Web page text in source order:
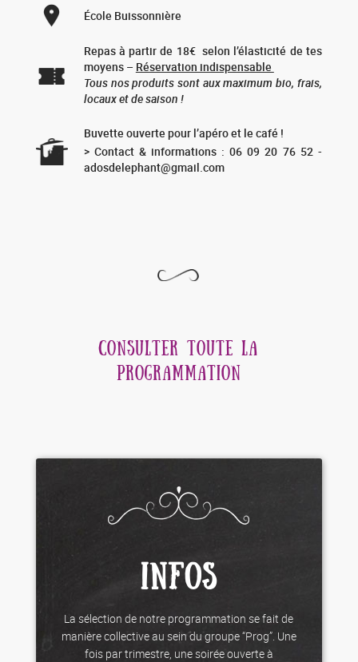
École Buissonnière
Repasà partir de 18€ selon l’élasticité de tes
moyens – Réservation indispensable
Tous nos produits sont aux maximum bio, frais,
locaux et de saison !
Buvette ouverte pour l’apéro et le café !
> Contact & informations : 06 09 20 76 52 -
adosdelephant@gmail.com
CONSULTER TOUTE LA
PROGRAMMATION
INFOS
La sélection de notre programmation se fait de
manière collective au sein du groupe “Prog”. Une
fois par trimestre, une soirée ouverte à